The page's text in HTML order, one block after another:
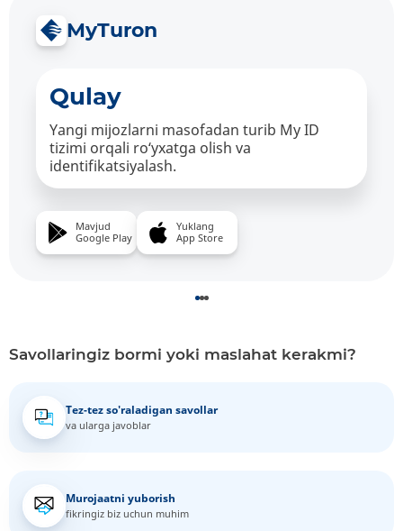
MyTuron
Qulay
Yangi mijozlarni masofadan turib My ID
tizimi orqali ro‘yxatga olish va
identifikatsiyalash.
Mavjud
Google Play
Yuklang
App Store
Savollaringiz bormi yoki maslahat kerakmi?
Tez-tez so'raladigan savollar
va ularga javoblar
Murojaatni yuborish
fikringiz biz uchun muhim